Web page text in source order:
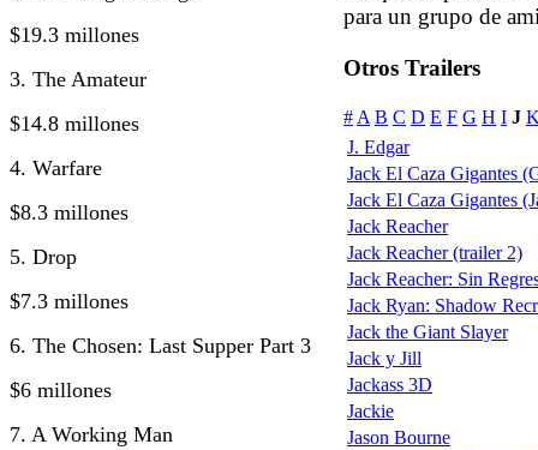
$19.3 millones
3. The Amateur
$14.8 millones
4. Warfare
$8.3 millones
5. Drop
$7.3 millones
6. The Chosen: Last Supper Part 3
$6 millones
7. A Working Man
para un grupo de
Otros Trailers
# A B C D E F G H I J
J. Edgar
Jack El Caza Gigantes
Jack El Caza Gigantes
Jack Reacher
Jack Reacher (trailer 2)
Jack Reacher: Sin
Jack Ryan: Shadow
Jack the Giant Slayer
Jack y Jill
Jackass 3D
Jackie
Jason Bourne